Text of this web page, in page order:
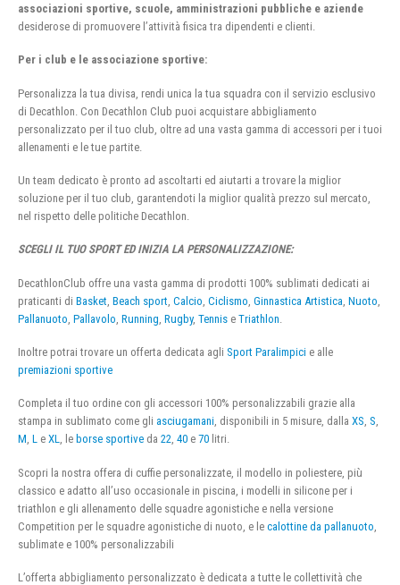
associazioni sportive, scuole, amministrazioni pubbliche e aziende
desiderose di promuovere l’attività fisica tra dipendenti e clienti.
Per i club e le associazione sportive:
Personalizza la tua divisa, rendi unica la tua squadra con il servizio esclusivo
di Decathlon. Con Decathlon Club puoi acquistare abbigliamento
personalizzato per il tuo club, oltre ad una vasta gamma di accessori per i tuoi
allenamenti e le tue partite.
Un team dedicato è pronto ad ascoltarti ed aiutarti a trovare la miglior
soluzione per il tuo club, garantendoti la miglior qualità prezzo sul mercato,
nel rispetto delle politiche Decathlon.
SCEGLI IL TUO SPORT ED INIZIA LA PERSONALIZZAZIONE:
DecathlonClub offre una vasta gamma di prodotti 100% sublimati dedicati ai
praticanti di Basket Beach sport Calcio Ciclismo Ginnastica Artistica Nuoto
Pallanuoto Pallavolo Running Rugby, Tennis e Triathlon
Inoltre potrai trovare un offerta dedicata agli Sport Paralimpici e alle
premiazioni sportive
Completa il tuo ordine con gli accessori 100% personalizzabili grazie alla
stampa in sublimato come gli asciugamani, disponibili in 5 misure, dalla XS, S,
M, L e XL, le borse sportive da 22, 40 e 70 litri.
Scopri la nostra offera di cuffie personalizzate, il modello in poliestere, più
classico e adatto all’uso occasionale in piscina, i modelli in silicone per i
triathlon e gli allenamento delle squadre agonistiche e nella versione
Competition per le squadre agonistiche di nuoto, e le calottine da pallanuoto
sublimate e 100% personalizzabili
L’offerta abbigliamento personalizzato è dedicata a tutte le collettività che